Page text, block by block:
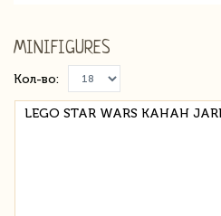
MINIFIGURES
Кол-во:
LEGO STAR WARS КАНАН